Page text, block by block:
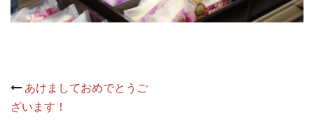
Post
navigation
あけましておめでとうご
ざいます！